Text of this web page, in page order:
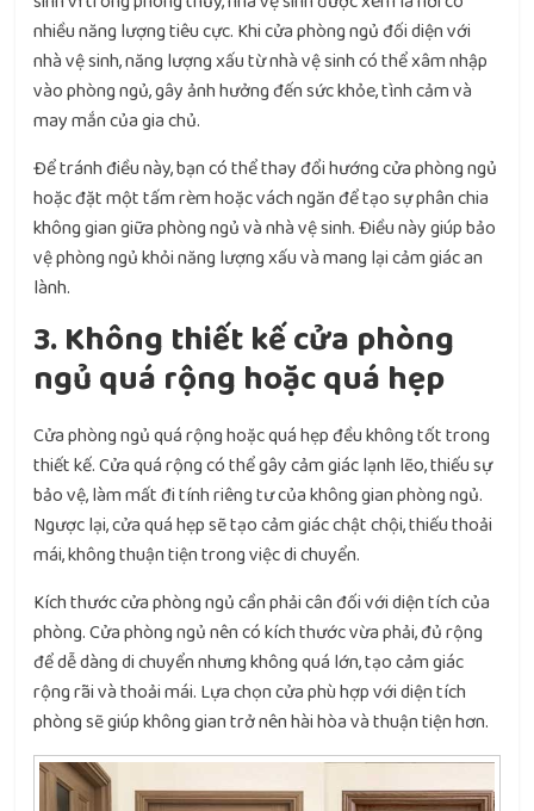
nhiều năng lượng tiêu cực. Khi cửa phòng ngủ đối diện với
nhà vệ sinh, năng lượng xấu từ nhà vệ sinh có thể xâm nhập
vào phòng ngủ, gây ảnh hưởng đến sức khỏe, tình cảm và
may mắn của gia chủ.
Để tránh điều này, bạn có thể thay đổi hướng cửa phòng ngủ
hoặc đặt một tấm rèm hoặc vách ngăn để tạo sự phân chia
không gian giữa phòng ngủ và nhà vệ sinh. Điều này giúp bảo
vệ phòng ngủ khỏi năng lượng xấu và mang lại cảm giác an
lành.
3. Không thiết kế cửa phòng
ngủ quá rộng hoặc quá hẹp
Cửa phòng ngủ quá rộng hoặc quá hẹp đều không tốt trong
thiết kế. Cửa quá rộng có thể gây cảm giác lạnh lẽo, thiếu sự
bảo vệ, làm mất đi tính riêng tư của không gian phòng ngủ.
Ngược lại, cửa quá hẹp sẽ tạo cảm giác chật chội, thiếu thoải
mái, không thuận tiện trong việc di chuyển.
Kích thước cửa phòng ngủ cần phải cân đối với diện tích của
phòng. Cửa phòng ngủ nên có kích thước vừa phải, đủ rộng
để dễ dàng di chuyển nhưng không quá lớn, tạo cảm giác
rộng rãi và thoải mái. Lựa chọn cửa phù hợp với diện tích
phòng sẽ giúp không gian trở nên hài hòa và thuận tiện hơn.